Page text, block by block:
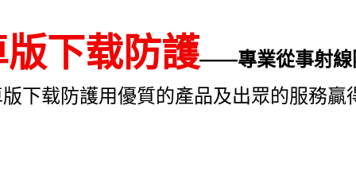
下载防護——專業從事射線
下载防護用優質的產品及出眾的服務贏